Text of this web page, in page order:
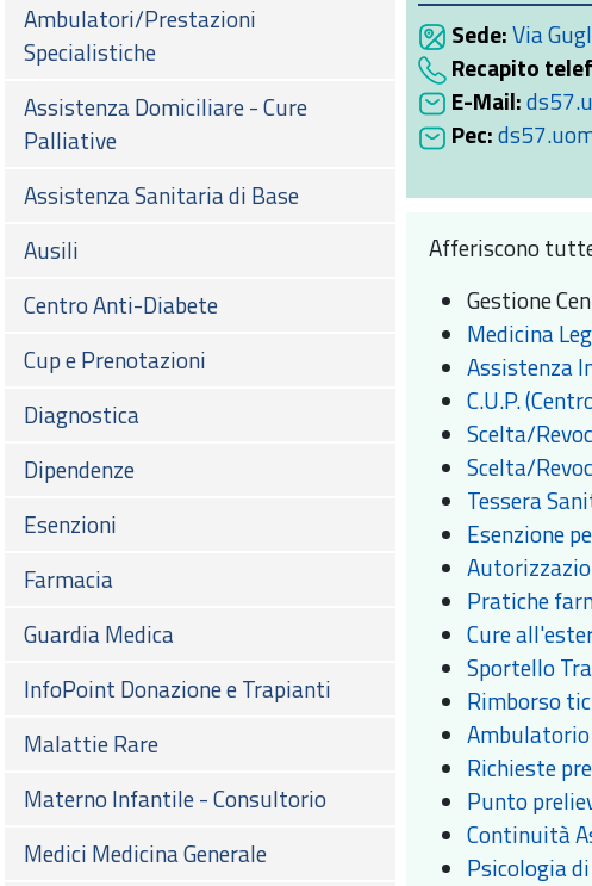
Ambulatori/Prestazioni
Specialistiche
Assistenza Domiciliare - Cure
Palliative
Assistenza Sanitaria di Base
Ausili
Centro Anti-Diabete
Cup e Prenotazioni
Diagnostica
Dipendenze
Esenzioni
Farmacia
Guardia Medica
InfoPoint Donazione e Trapianti
Malattie Rare
Materno Infantile - Consultorio
Medici Medicina Generale
Sede:Via
Recapito
E-Mail:
Pec:
Afferiscono
Gestione
Medicina
Assistenza
C.U.P.
Scelta/
Scelta/
Tessera
Esenzione
Pratiche
Cure
Sportello
Rimborso
Richieste
Punto
Continuità
Psicologia